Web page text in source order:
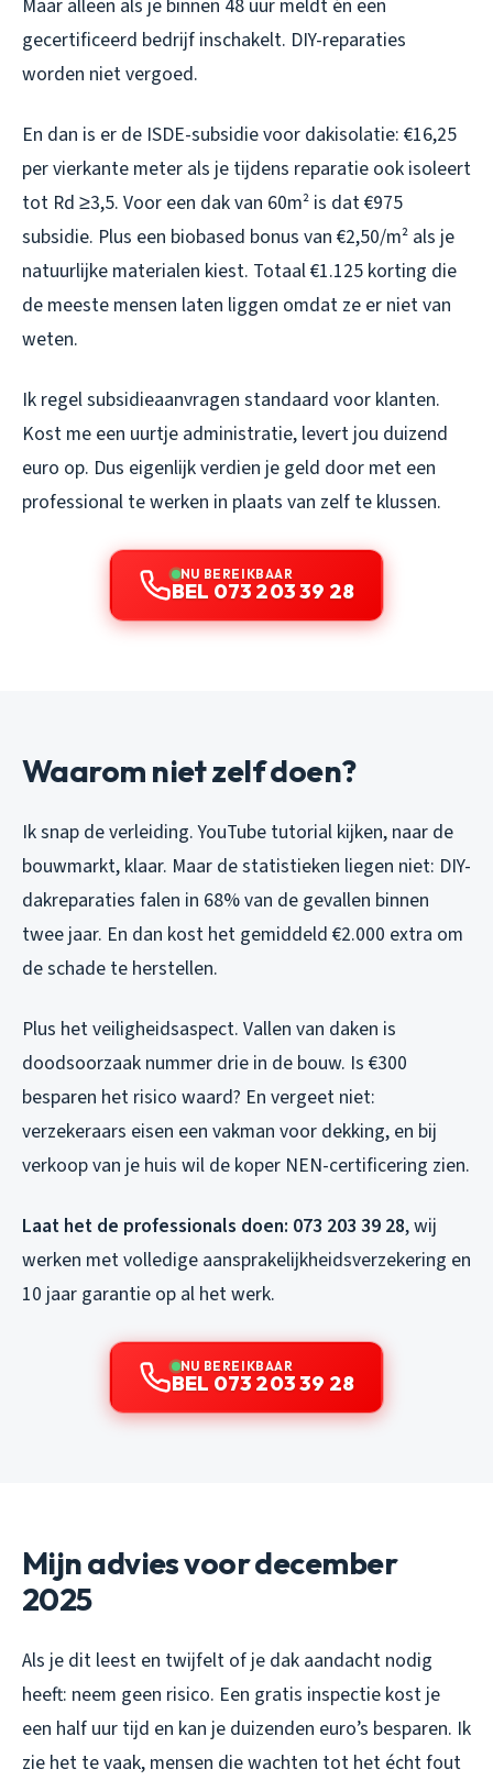
Maar alleen als je binnen 48 uur meldt én een
gecertificeerd bedrijf inschakelt. DIY-reparaties
worden niet vergoed.
En dan is er de ISDE-subsidie voor dakisolatie: €16,25
per vierkante meter als je tijdens reparatie ook isoleert
tot Rd ≥3,5. Voor een dak van 60m² is dat €975
subsidie. Plus een biobased bonus van €2,50/m² als je
natuurlijke materialen kiest. Totaal €1.125 korting die
de meeste mensen laten liggen omdat ze er niet van
weten.
Ik regel subsidieaanvragen standaard voor klanten.
Kost me een uurtje administratie, levert jou duizend
euro op. Dus eigenlijk verdien je geld door met een
professional te werken in plaats van zelf te klussen.
NU BEREIKBAAR
BEL 073 203 39 28
Waarom niet zelf doen?
Ik snap de verleiding. YouTube tutorial kijken, naar de
bouwmarkt, klaar. Maar de statistieken liegen niet: DIY-
dakreparaties falen in 68% van de gevallen binnen
twee jaar. En dan kost het gemiddeld €2.000 extra om
de schade te herstellen.
Plus het veiligheidsaspect. Vallen van daken is
doodsoorzaak nummer drie in de bouw. Is €300
besparen het risico waard? En vergeet niet:
verzekeraars eisen een vakman voor dekking, en bij
verkoop van je huis wil de koper NEN-certificering zien.
Laat het de professionals doen: 073 203 39 28, wij
werken met volledige aansprakelijkheidsverzekering en
10 jaar garantie op al het werk.
NU BEREIKBAAR
BEL 073 203 39 28
Mijn advies voor december
2025
Als je dit leest en twijfelt of je dak aandacht nodig
heeft: neem geen risico. Een gratis inspectie kost je
een half uur tijd en kan je duizenden euro’s besparen. Ik
zie het te vaak, mensen die wachten tot het écht fout